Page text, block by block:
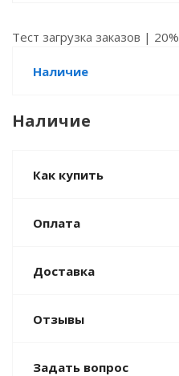
Тест загрузка заказов | 20%
Наличие
Наличие
Как купить
Оплата
Доставка
Отзывы
Задать вопрос